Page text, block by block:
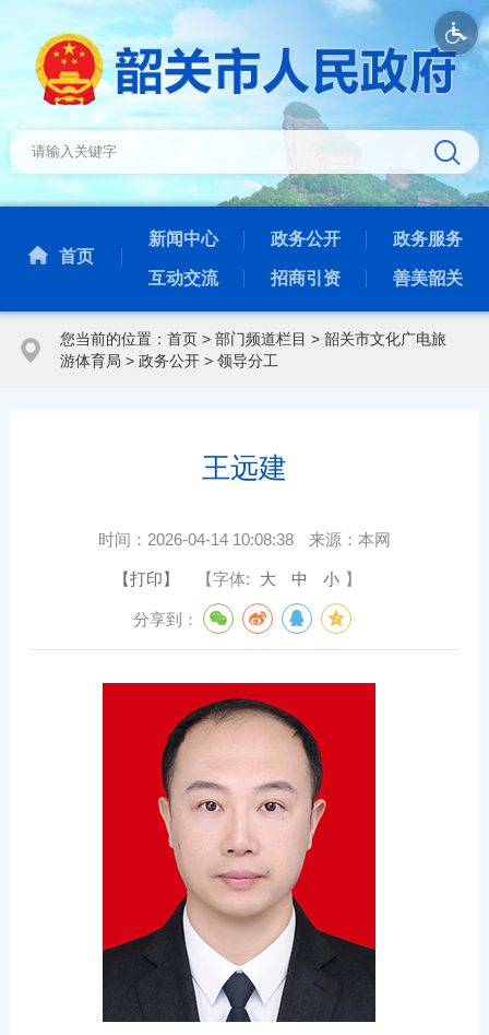
首页
新闻中心 政务公开 政务服务
互动交流 招商引资 善美韶关
您当前的位置： 首页> 部门频道栏目 > 韶关市文化广电旅
游体育局 > 政务公开> 领导分工
王远建
时间： 2026-04-14 10:08:38 来源： 本网
【打印】 【字体: 大 中 小 】
分享到：